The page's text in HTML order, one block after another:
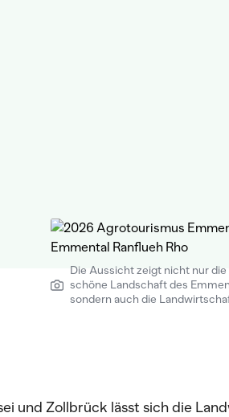
Die Aussicht zeigt nicht nur die
schöne Landschaft des
sondern auch die
und Zollbrück lässt sich die